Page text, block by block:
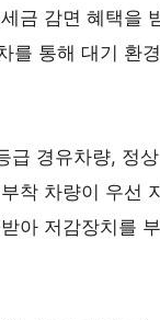
금 감면 혜택을
를 통해 대기 환
급 경유차량, 정
착 차량이 우선
아 저감장치를